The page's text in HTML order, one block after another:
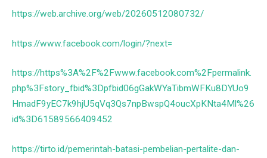
https://web.archive.org/web/20260512080732/
https://www.facebook.com/login/?next=
https://https%3A%2F%2Fwww.facebook.com%2Fpermalink.
php%3Fstory_fbid%3Dpfbid06gGakWYaTibmWFKu8DYUo9
HmadF9yEC7k9hjU5qVq3Qs7npBwspQ4oucXpKNta4Ml%26
id%3D61589566409452
https://tirto.id/pemerintah-batasi-pembelian-pertalite-dan-